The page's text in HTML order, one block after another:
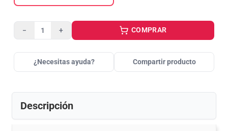
− + COMPRAR
¿Necesitas ayuda? Compartir producto
Descripción